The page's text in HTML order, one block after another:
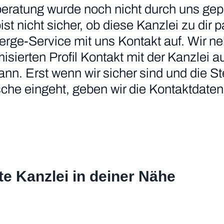
wurde noch nicht durch uns
nicht sicher, ob diese Kanzlei zu dir
Service mit uns Kontakt auf. Wir
Profil Kontakt mit der Kanzlei
Erst wenn wir sicher sind und die
eingeht, geben wir die
Kanzlei in deiner Nähe